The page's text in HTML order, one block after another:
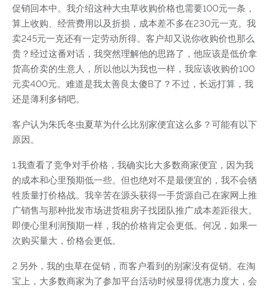
促销回本中。我介绍这种大虫草收购价格也需要100元一条，
算上收购、经营费用以及折损，成本差不多在230元一克。我
卖245元一克还有一定劳动所得。客户却又说你收购价也那么
贵？经过这番对话，我突然理解他的思路了，他应该是低价拿
货高价卖的生意人，所以他以为我也一样，我应该收购价100
元卖400元。难道是我太善良太傻B了？不过，长远打算，我
还是薄利多销吧。
客户认为朱氏冬虫夏草为什么比别家便宜这么多？可能有以下
原因。
1.我查看了竞争对手价格，我确实比大多数商家便宜，因为我
的成本和心里预期低一些。但也绝对不是最便宜的，我不会牺
牲质量打价格战。我辛苦在源头获得一手货源自己在家网上推
广销售与那种批发市场进货租房子找团队推广成本差距很大。
即便心里利润预期一样，我的价格肯定会更低。何况，如果一
次购买量大，价格会更低。
2.另外，我的虫草在促销，而客户看到的别家没有促销。在淘
宝上，大多数商家为了参加平台活动时候显得优惠力度大，会